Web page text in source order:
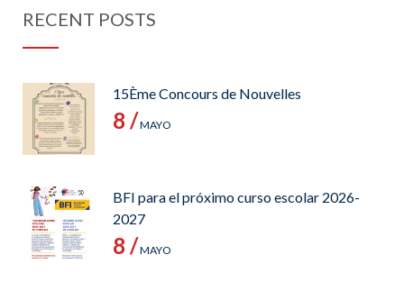
RECENT POSTS
15Ème Concours de Nouvelles
8 /MAYO
BFI para el próximo curso escolar 2026-
2027
8 /MAYO